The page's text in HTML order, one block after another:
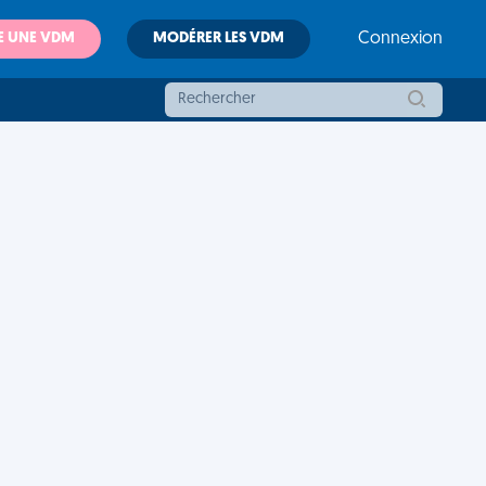
UNE VDM MODÉRER LES VDM Connexion